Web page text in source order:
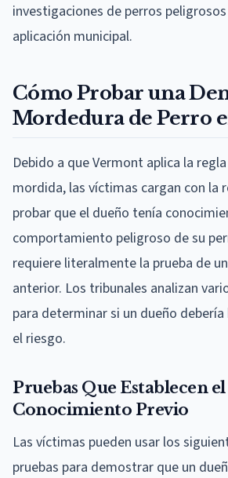
investigaciones de perros
aplicación municipal.
Cómo Probar una
Mordedura de Perro
Debido a que Vermont aplica la
mordida, las víctimas cargan con la
probar que el dueño tenía
comportamiento peligroso de su
requiere literalmente la prueba de
anterior. Los tribunales analizan
para determinar si un dueño
el riesgo.
Pruebas Que Establecen el
Conocimiento Previo
Las víctimas pueden usar los
pruebas para demostrar que un